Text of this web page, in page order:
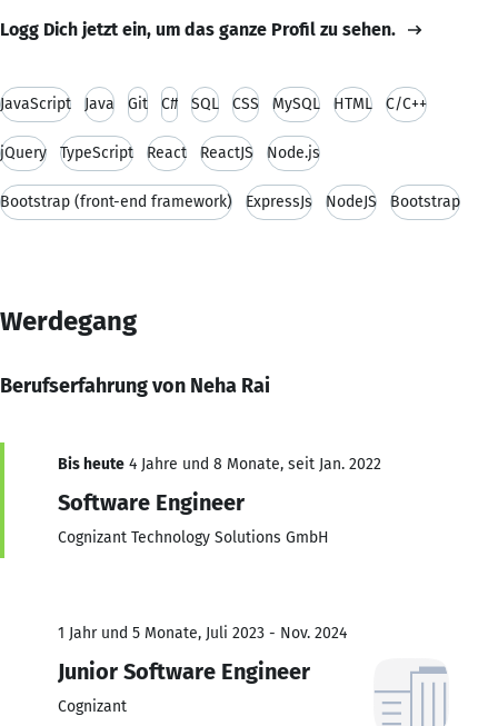
Logg Dich jetzt ein, um das ganze Profil zu sehen.
JavaScript Java Git C# SQL CSS MySQL HTML C/C++
jQuery TypeScript React ReactJS Node.js
Bootstrap (front-end framework) ExpressJs NodeJS Bootstrap
Werdegang
Berufserfahrung von Neha Rai
Bis heute 4 Jahre und 8 Monate, seit Jan. 2022
Software Engineer
Cognizant Technology Solutions GmbH
1 Jahr und 5 Monate, Juli 2023 - Nov. 2024
Junior Software Engineer
Cognizant